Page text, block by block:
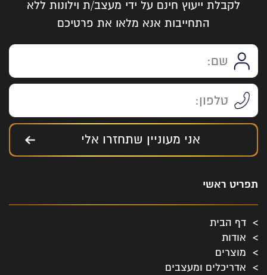
לקבלת ייעוץ חינם על ידי מעצב/ת וילונות ללא
התחייבות אנא מלאו את פרטיכם
אני מעוניין שתחזרו אלי
תפריט ראשי
דף הבית
אודות
מוצרים
אדריכלים ומעצבים